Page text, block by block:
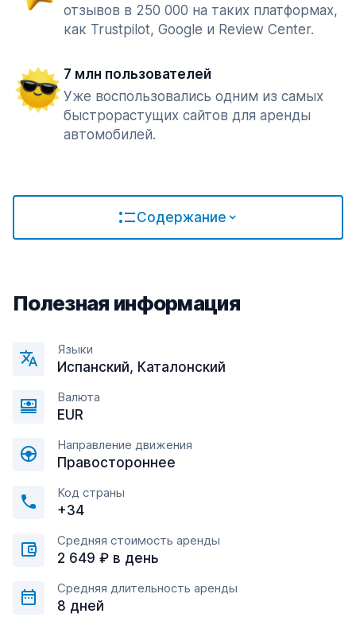
отзывов в 250 000 на таких платформах,
как Trustpilot, Google и Review Center.
7 млн пользователей
Уже воспользовались одним из самых
быстрорастущих сайтов для аренды
автомобилей.
Содержание
Полезная информация
Языки
Испанский, Каталонский
Валюта
EUR
Направление движения
Правостороннее
Код страны
+34
Средняя стоимость аренды
2 649 ₽ в день
Средняя длительность аренды
8 дней